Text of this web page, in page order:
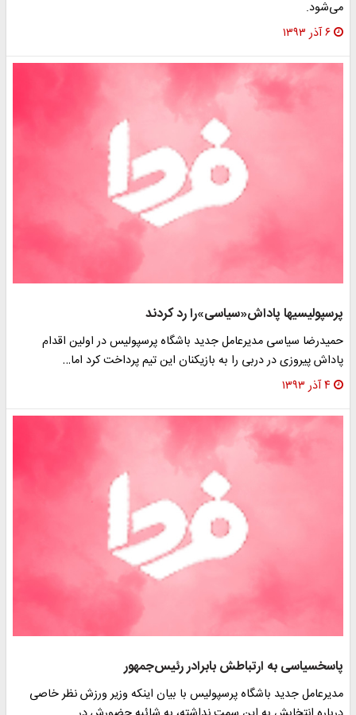
می‌شود.
۶ آذر ۱۳۹۳
پرسپولیسی‎ها پاداش«سیاسی»را رد کردند
حمیدرضا سیاسی مدیرعامل جدید باشگاه پرسپولیس در اولین اقدام
پاداش پیروزی در دربی را به بازیکنان این تیم پرداخت کرد اما…
۴ آذر ۱۳۹۳
پاسخ‎سیاسی به ارتباطش بابرادر رئیس‌جمهور
مدیرعامل جدید باشگاه پرسپولیس با بیان اینکه وزیر ورزش نظر خاصی